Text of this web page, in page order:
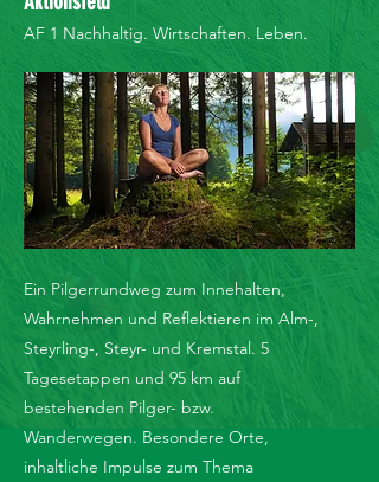
AF 1 Nachhaltig. Wirtschaften. Leben.
Ein Pilgerrundweg zum Innehalten,
Wahrnehmen und Reflektieren im Alm-,
Steyrling-, Steyr- und Kremstal. 5
Tagesetappen und 95 km auf
bestehenden Pilger- bzw.
Wanderwegen. Besondere Orte,
inhaltliche Impulse zum Thema